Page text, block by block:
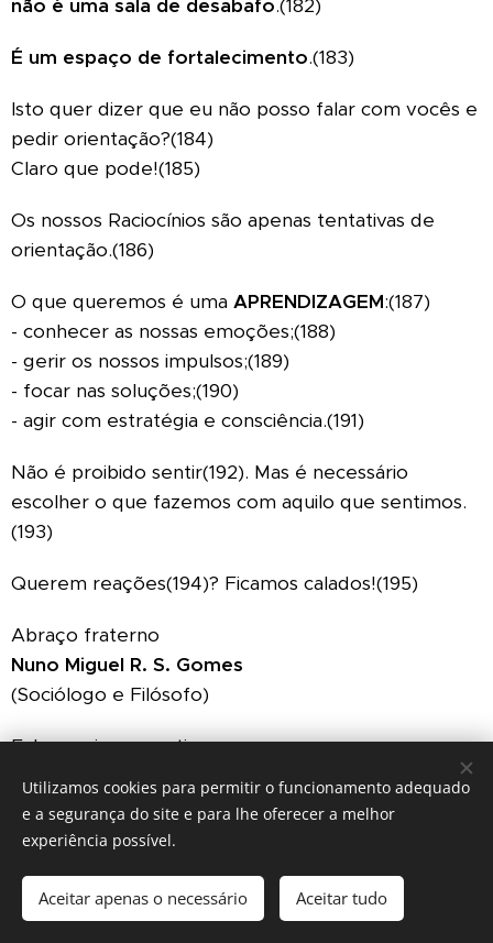
não é uma sala de desabafo.(182)
É um espaço de fortalecimento.(183)
Isto quer dizer que eu não posso falar com vocês e
pedir orientação?(184)
Claro que pode!(185)
Os nossos Raciocínios são apenas tentativas de
orientação.(186)
O que queremos é uma APRENDIZAGEM:(187)
- conhecer as nossas emoções;(188)
- gerir os nossos impulsos;(189)
- focar nas soluções;(190)
- agir com estratégia e consciência.(191)
Não é proibido sentir(192). Mas é necessário
escolher o que fazemos com aquilo que sentimos.
(193)
Querem reações(194)? Ficamos calados!(195)
Abraço fraterno
Nuno Miguel R. S. Gomes
(Sociólogo e Filósofo)
Fale comigo, questione:
Auto.ajuda.mundo@gmail.com
Site oficial: Auto-Ajuda Mundo
Grupo do Facebook
(Twitter)
Utilizamos cookies para permitir o funcionamento adequado
e a segurança do site e para lhe oferecer a melhor
experiência possível.
Aceitar apenas o necessário Aceitar tudo